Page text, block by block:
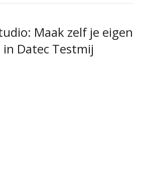
Maak zelf je eigen
Datec Testmij